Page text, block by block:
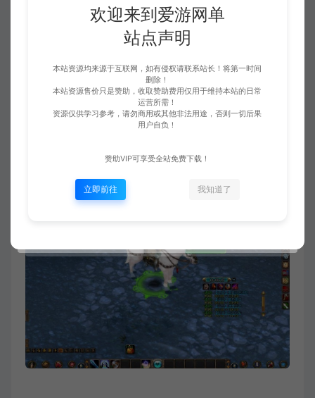
欢迎来到爱游网单
站点声明
本站资源均来源于互联网，如有侵权请联系站长！将第一时间
删除！
本站资源售价只是赞助，收取赞助费用仅用于维持本站的日常
运营所需！
资源仅供学习参考，请勿商用或其他非法用途，否则一切后果
用户自负！
赞助VIP可享受全站免费下载！
立即前往 我知道了